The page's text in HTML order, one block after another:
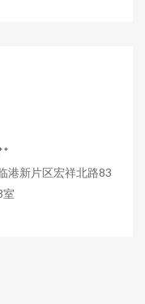
港新片区宏祥北路83
室